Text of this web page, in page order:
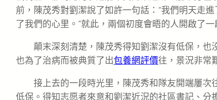
前，陳茂秀對劉潔說了如許一句話：“我們明天走
了我們的心里。”就此，兩個初度會晤的人開啟了一
顛末深刻清楚，陳茂秀得知劉潔沒有低保，也
也為了治病而被典質了出包養網評價往，景況非常
接上去的一段時光里，陳茂秀和隊友開端屢次
低保。得知志愿者來意和劉潔近況的社區書記、分